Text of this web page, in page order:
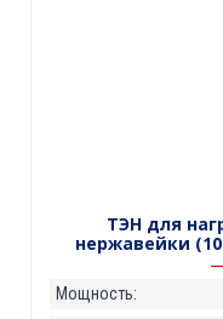
ТЭН для
нержавейки
Мощность: